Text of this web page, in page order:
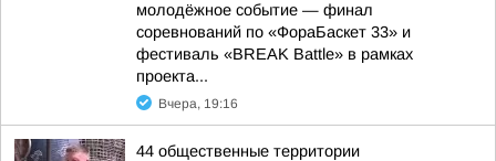
молодёжное событие — финал
соревнований по «ФораБаскет 33» и
фестиваль «BREAK Battle» в рамках
проекта...
Вчера, 19:16
44 общественные территории